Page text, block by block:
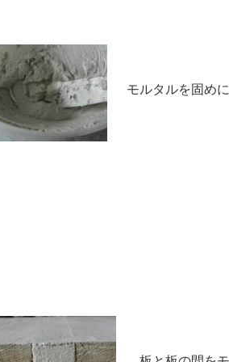
モルタルを固めに